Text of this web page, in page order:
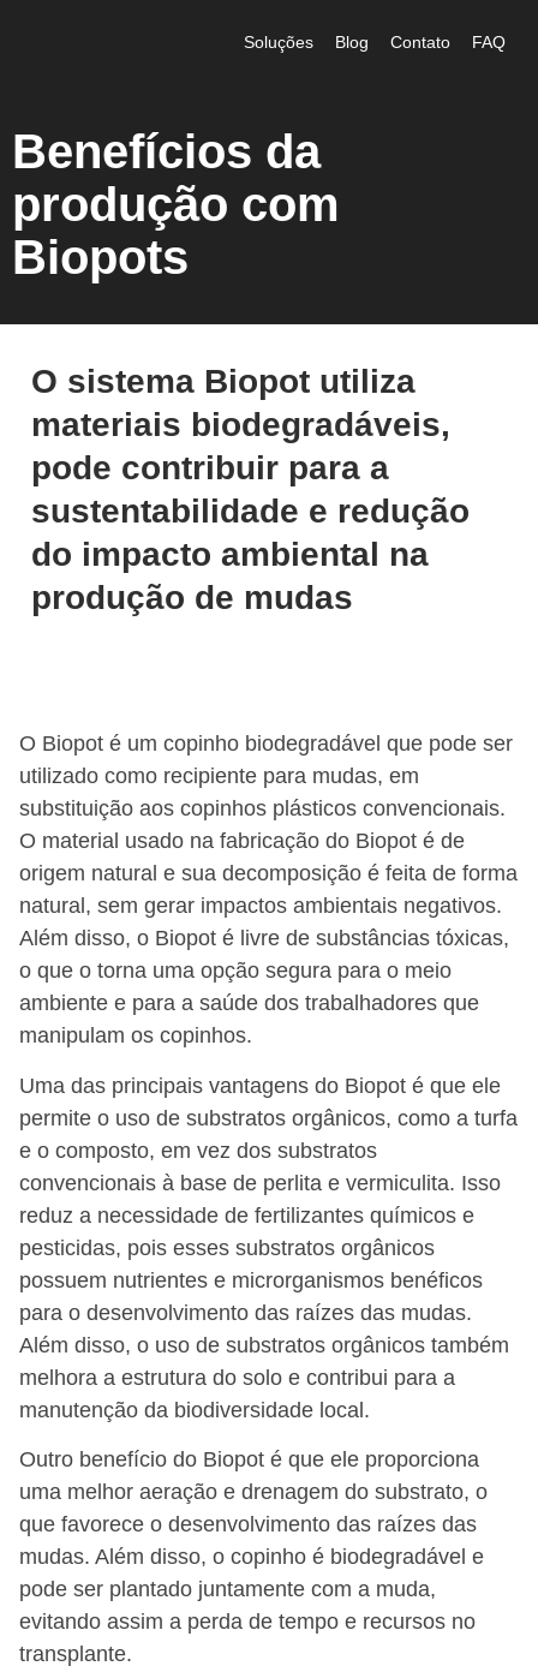
Soluções Blog Contato FAQ
Benefícios da
produção com
Biopots
O sistema Biopot utiliza
materiais biodegradáveis,
pode contribuir para a
sustentabilidade e redução
do impacto ambiental na
produção de mudas
O Biopot é um copinho biodegradável que pode ser
utilizado como recipiente para mudas, em
substituição aos copinhos plásticos convencionais.
O material usado na fabricação do Biopot é de
origem natural e sua decomposição é feita de forma
natural, sem gerar impactos ambientais negativos.
Além disso, o Biopot é livre de substâncias tóxicas,
o que o torna uma opção segura para o meio
ambiente e para a saúde dos trabalhadores que
manipulam os copinhos.
Uma das principais vantagens do Biopot é que ele
permite o uso de substratos orgânicos, como a turfa
e o composto, em vez dos substratos
convencionais à base de perlita e vermiculita. Isso
reduz a necessidade de fertilizantes químicos e
pesticidas, pois esses substratos orgânicos
possuem nutrientes e microrganismos benéficos
para o desenvolvimento das raízes das mudas.
Além disso, o uso de substratos orgânicos também
melhora a estrutura do solo e contribui para a
manutenção da biodiversidade local.
Outro benefício do Biopot é que ele proporciona
uma melhor aeração e drenagem do substrato, o
que favorece o desenvolvimento das raízes das
mudas. Além disso, o copinho é biodegradável e
pode ser plantado juntamente com a muda,
evitando assim a perda de tempo e recursos no
transplante.